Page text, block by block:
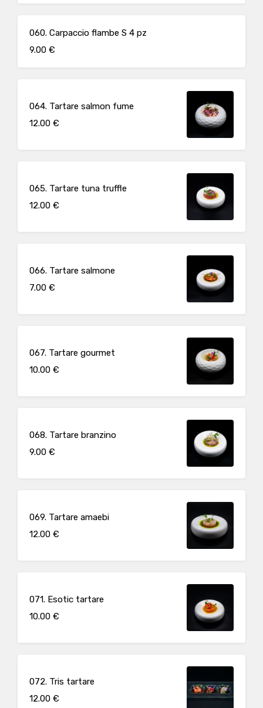
060. Carpaccio flambe S 4 pz
9.00 €
064. Tartare salmon fume
12.00 €
065. Tartare tuna truffle
12.00 €
066. Tartare salmone
7.00 €
067. Tartare gourmet
10.00 €
068. Tartare branzino
9.00 €
069. Tartare amaebi
12.00 €
071. Esotic tartare
10.00 €
072. Tris tartare
12.00 €